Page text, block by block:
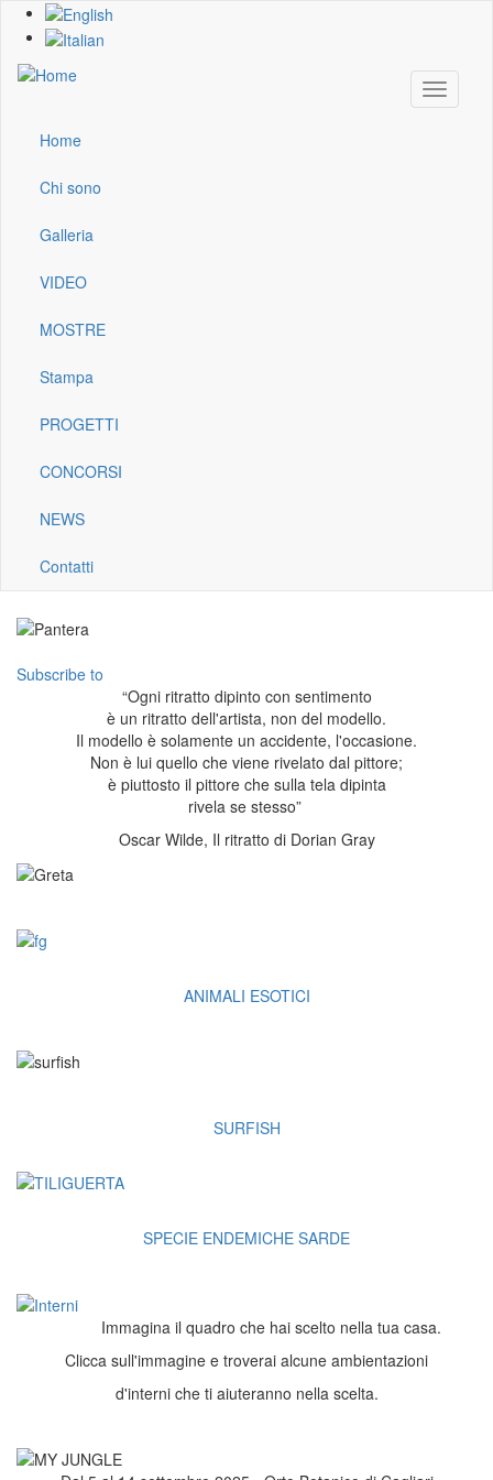
Skip
content
Toggle
Main
navigation
Home
Chi sono
Galleria
VIDEO
MOSTRE
Stampa
PROGETTI
CONCORSI
NEWS
Contatti
Subscribe to
“Ogni ritratto dipinto con sentimento
è un ritratto dell'artista, non del modello.
Il modello è solamente un accidente, l'occasione.
Non è lui quello che viene rivelato dal pittore;
è piuttosto il pittore che sulla tela dipinta
rivela se stesso”
Oscar Wilde, Il ritratto di Dorian Gray
ANIMALI ESOTICI
SURFISH
SPECIE ENDEMICHE SARDE
Immagina il quadro che hai scelto nella tua casa.
Clicca sull'immagine e troverai alcune ambientazioni
d'interni che ti aiuteranno nella scelta.